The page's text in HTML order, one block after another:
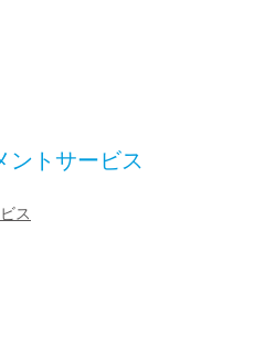
ントサービス
ス